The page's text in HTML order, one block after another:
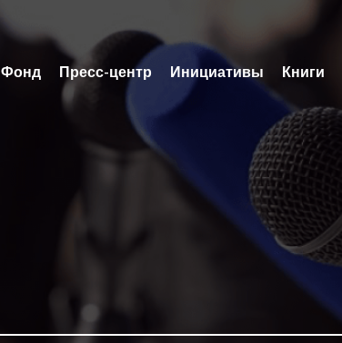
Фонд Пресс-центр Инициативы Книги